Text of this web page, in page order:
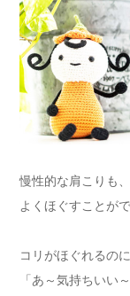
慢性的な肩こりも
よくほぐすことが
コリがほぐれるの
「あ～気持ちいい